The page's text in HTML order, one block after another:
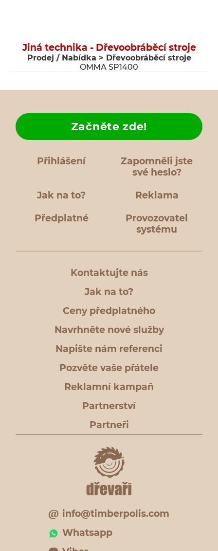
Jiná technika - Dřevoobráběcí stroje
Prodej / Nabídka > Dřevoobráběcí stroje
OMMA SP1400
Přihlášení
Zapomněli jste
své heslo?
Jak na to?
Začněte zde!
Reklama
Předplatné
Provozovatel
systému
Kontaktujte nás
Jak na to?
Ceny předplatného
Navrhněte nové služby
Napište nám referenci
Pozvěte vaše přátele
Reklamní kampaň
Partnerství
Partneři
info@timberpolis.com
Whatsapp